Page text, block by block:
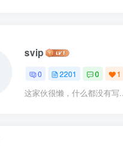
svip
0 2201 0 1
这家伙很懒，什么都没有写